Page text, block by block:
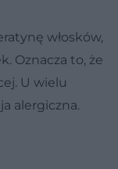
włosków,
Oznacza to, że
U wielu
alergiczna.